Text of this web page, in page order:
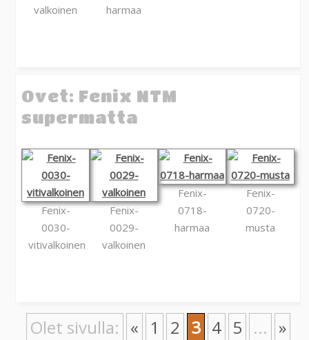
valkoinen
harmaa
Ovet: Fenix NTM
supermatta
Fenix-
0030-
vitivalkoinen
Fenix-
0029-
valkoinen
Fenix-
0718-
harmaa
Fenix-
0720-
musta
Olet sivulla: « 1 2 3 4 5 ... »